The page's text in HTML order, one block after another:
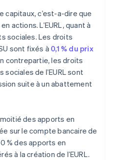
capitaux, c’est-a-dire que
actions. L’EURL, quant à
sociales. Les droits
sont fixés à 0,1 % du prix
contrepartie, les droits
de l’EURL sont
suite à un abattement
moitié des apports en
sur le compte bancaire de
% des apports en
à la création de l’EURL.